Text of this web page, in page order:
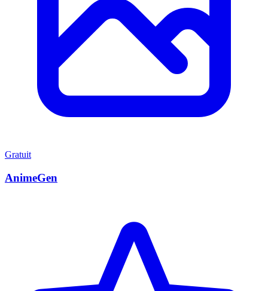
Gratuit
AnimeGen